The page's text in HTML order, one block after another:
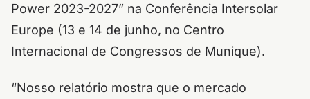
Power 2023-2027” na Conferência Intersolar
Europe (13 e 14 de junho, no Centro
Internacional de Congressos de Munique).
“Nosso relatório mostra que o mercado